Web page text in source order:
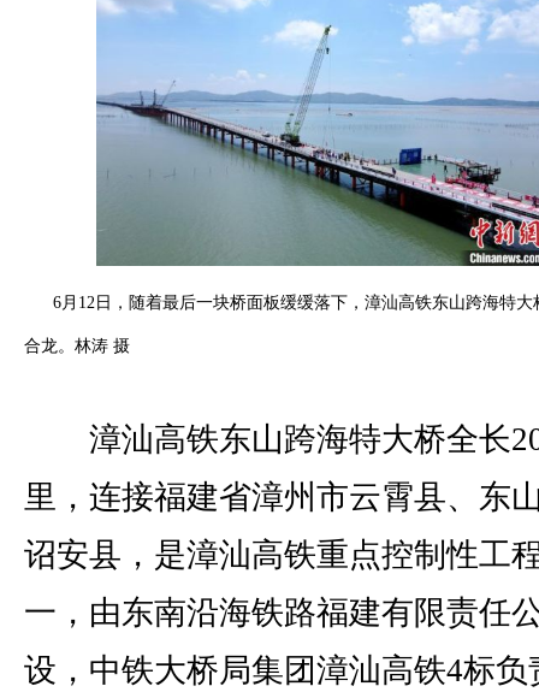
6月12日，随着最后一块桥面板缓缓落下，漳汕高铁东山跨海特大
合龙。林涛 摄
漳汕高铁东山跨海特大桥全长
里，连接福建省漳州市云霄县、东
诏安县，是漳汕高铁重点控制性工
一，由东南沿海铁路福建有限责任
设，中铁大桥局集团漳汕高铁4标负